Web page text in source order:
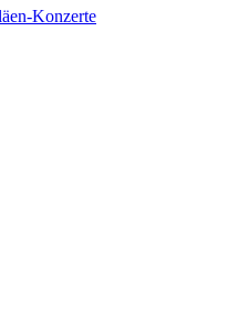
Konzerte